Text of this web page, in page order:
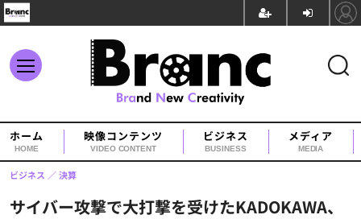
ホーム
HOME
映像コンテンツ
VIDEO CONTENT
ビジネス
BUSINESS
メディア
MEDIA
サイバー攻撃で大打撃を受けたKADOKAWA、
ビジネス 決算